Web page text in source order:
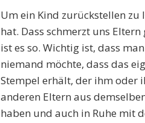
Um ein Kind zurückstellen zu
hat. Dass schmerzt uns
ist es so. Wichtig ist, dass
niemand möchte, dass das
Stempel erhält, der ihm oder
anderen Eltern aus
haben und auch in Ruhe mit